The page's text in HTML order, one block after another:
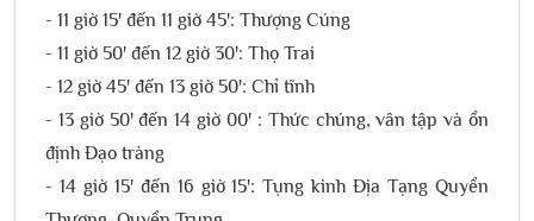
- 11 giờ 15' đến 11 giờ 45': Thượng Cúng
- 11 giờ 50' đến 12 giờ 30': Thọ Trai
- 12 giờ 45' đến 13 giờ 50': Chỉ tĩnh
- 13 giờ 50' đến 14 giờ 00' : Thức chúng, vân tập và ổn
định Đạo tràng
- 14 giờ 15' đến 16 giờ 15': Tụng kinh Địa Tạng Quyển